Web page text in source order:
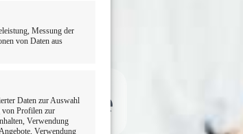
Messung der
von Daten aus
Daten zur Auswahl
von Profilen zur
Verwendung
Verwendung
Nähe